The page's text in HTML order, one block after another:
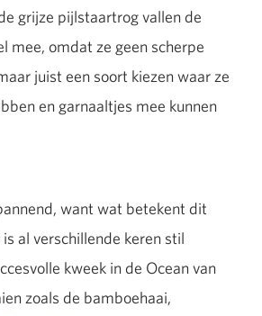
grijze pijlstaartrog vallen de
mee, omdat ze geen scherpe
juist een soort kiezen waar ze
en garnaaltjes mee kunnen
want wat betekent dit
al verschillende keren stil
kweek in de Ocean van
zoals de bamboehaai,